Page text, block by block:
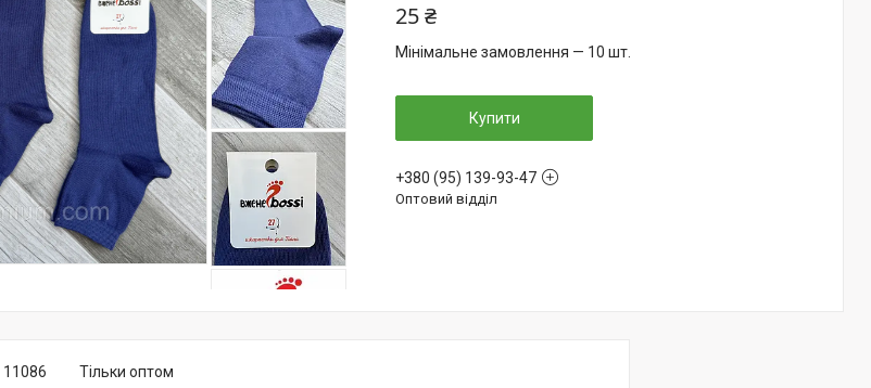
25 ₴
Мінімальне замовлення — 10 шт.
Купити
+380 (95) 139-93-47
Оптовий відділ
Тільки оптом
11086